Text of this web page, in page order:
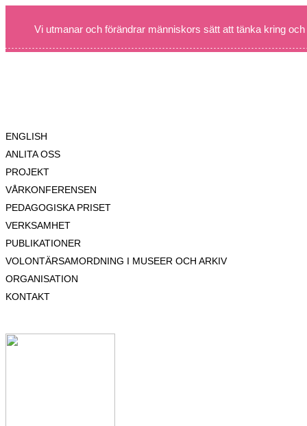
Vi utmanar och förändrar människors sätt att tänka kring
ENGLISH
ANLITA OSS
PROJEKT
VÅRKONFERENSEN
PEDAGOGISKA PRISET
VERKSAMHET
PUBLIKATIONER
VOLONTÄRSAMORDNING I MUSEER OCH ARKIV
ORGANISATION
KONTAKT